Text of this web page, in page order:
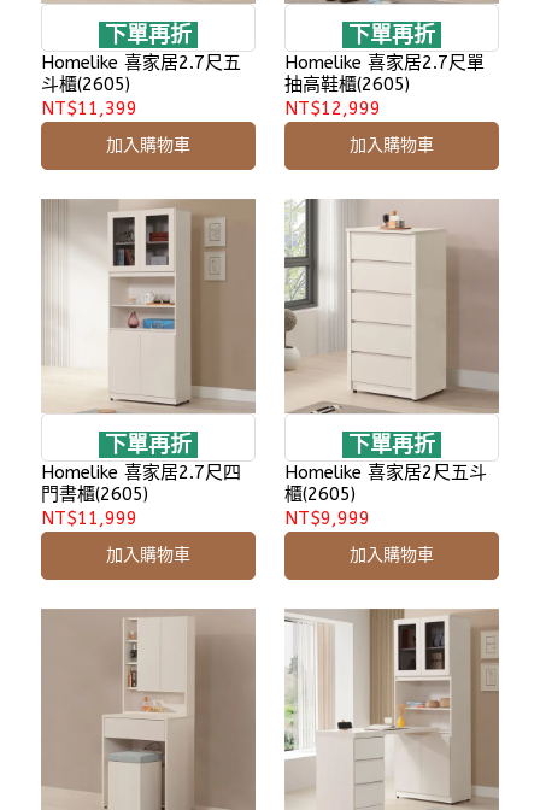
下單再折
Homelike 喜家居2.7尺五
斗櫃(2605)
NT$11,399
加入購物車
下單再折
Homelike 喜家居2.7尺單
抽高鞋櫃(2605)
NT$12,999
加入購物車
下單再折
Homelike 喜家居2.7尺四
門書櫃(2605)
NT$11,999
加入購物車
下單再折
Homelike 喜家居2尺五斗
櫃(2605)
NT$9,999
加入購物車